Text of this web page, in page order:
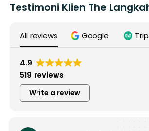
Testimoni Klien The
All reviews Google
4.9
519 reviews
Write a review